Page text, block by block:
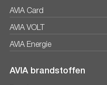
AVIA Card
AVIA VOLT
AVIA Energie
AVIA brandstoffen